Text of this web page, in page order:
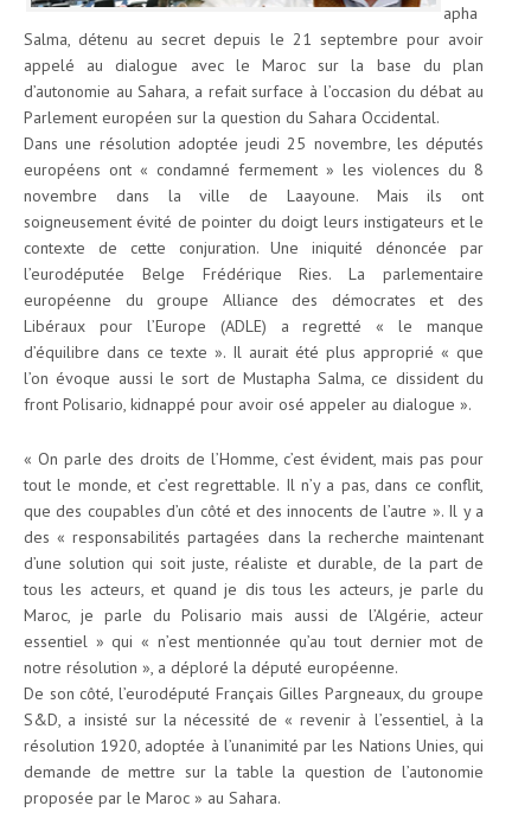
apha
Salma, détenu au secret depuis le 21 septembre pour avoir
appelé au dialogue avec le Maroc sur la base du plan
d’autonomie au Sahara, a refait surface à l’occasion du débat au
Parlement européen sur la question du Sahara Occidental.
Dans une résolution adoptée jeudi 25 novembre, les députés
européens ont « condamné fermement » les violences du 8
novembre dans la ville de Laayoune. Mais ils ont
soigneusement évité de pointer du doigt leurs instigateurs et le
contexte de cette conjuration. Une iniquité dénoncée par
l’eurodéputée Belge Frédérique Ries. La parlementaire
européenne du groupe Alliance des démocrates et des
Libéraux pour l’Europe (ADLE) a regretté « le manque
d’équilibre dans ce texte ». Il aurait été plus approprié « que
l’on évoque aussi le sort de Mustapha Salma, ce dissident du
front Polisario, kidnappé pour avoir osé appeler au dialogue ».
« On parle des droits de l’Homme, c’est évident, mais pas pour
tout le monde, et c’est regrettable. Il n’y a pas, dans ce conflit,
que des coupables d’un côté et des innocents de l’autre ». Il y a
des « responsabilités partagées dans la recherche maintenant
d’une solution qui soit juste, réaliste et durable, de la part de
tous les acteurs, et quand je dis tous les acteurs, je parle du
Maroc, je parle du Polisario mais aussi de l’Algérie, acteur
essentiel » qui « n’est mentionnée qu’au tout dernier mot de
notre résolution », a déploré la député européenne.
De son côté, l’eurodéputé Français Gilles Pargneaux, du groupe
S&D, a insisté sur la nécessité de « revenir à l’essentiel, à la
résolution 1920, adoptée à l’unanimité par les Nations Unies, qui
demande de mettre sur la table la question de l’autonomie
proposée par le Maroc » au Sahara.